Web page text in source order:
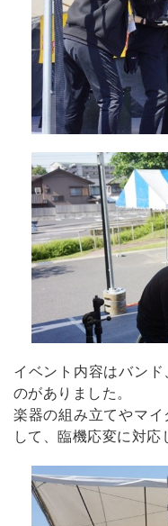
イベント内容はバン
のがありました。
楽器の組み立てやマ
して、臨機応変に対応